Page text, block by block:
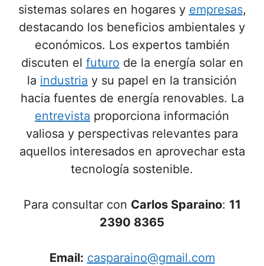
sistemas solares en hogares y empresas,
destacando los beneficios ambientales y
económicos. Los expertos también
discuten el futuro de la energía solar en
la industria y su papel en la transición
hacia fuentes de energía renovables. La
entrevista proporciona información
valiosa y perspectivas relevantes para
aquellos interesados en aprovechar esta
tecnología sostenible.
Para consultar con Carlos Sparaino: 11
2390 8365
Email: casparaino@gmail.com